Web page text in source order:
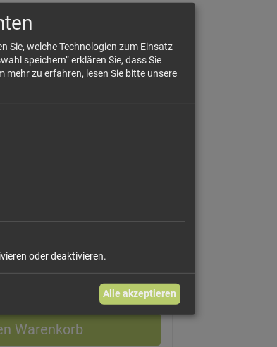
2,06
g
0,03 g
45,83 €/kg
Preis: 2,75 €
Warenkorb
Sie, welche Technologien zum Einsatz
speichern“ erklären Sie, dass Sie
mehr zu erfahren, lesen Sie bitte unsere
oder deaktivieren.
Alle akzeptieren